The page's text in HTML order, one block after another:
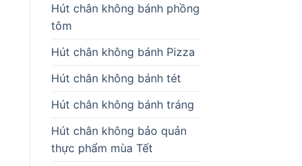
Hút chân không bánh phồng
tôm
Hút chân không bánh Pizza
Hút chân không bánh tét
Hút chân không bánh tráng
Hút chân không bảo quản
thực phẩm mùa Tết